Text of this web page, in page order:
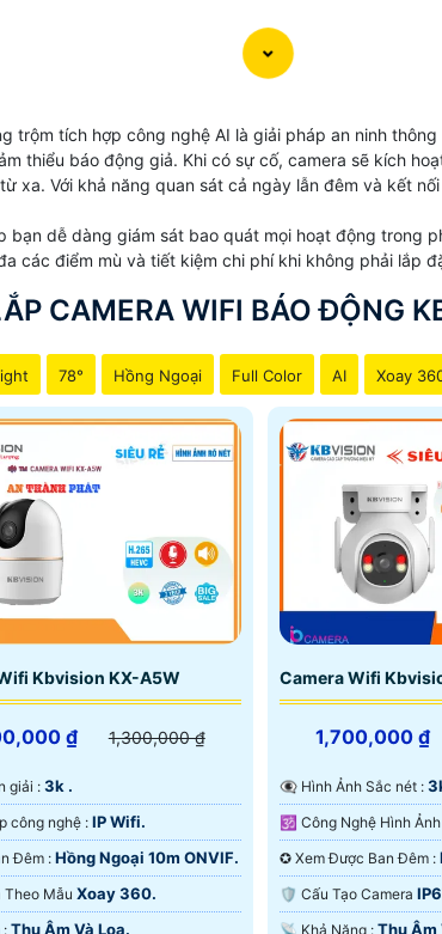
trộm tích hợp công nghệ AI là giải pháp an ninh
thiểu báo động giả. Khi có sự cố, camera sẽ kích
xa. Với khả năng quan sát cả ngày lẫn đêm và kết
dễ dàng giám sát bao quát mọi hoạt động trong
các điểm mù và tiết kiệm chi phí khi không phải lắp
CAMERA WIFI BÁO ĐỘNG
78° Hồng Ngoại Full Color AI Xoay
Kbvision KX-A5W
₫ 1,300,000 ₫
giải : 3k .
⚙ Tích hợp công nghệ : IP Wifi.
🌛 Nhìn Ban Đêm : Hồng Ngoại 10m ONVIF.
Theo Mẫu Xoay 360.
️✤ Ưu Điểm : Thu Âm Và Loa.
Camera Wifi
1,700,000 ₫
👁️‍🗨 Hình Ảnh Sắc nét :
✪ Xem Được Ban Đêm :
ONVIF.
🛡 Cấu Tạo Camera
️📡 Khả Năng : Thu Âm